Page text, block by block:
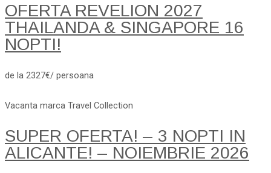
OFERTA REVELION 2027
THAILANDA & SINGAPORE 16
NOPTI!
de la 2327€/ persoana
Vacanta marca Travel Collection
SUPER OFERTA! – 3 NOPTI IN
ALICANTE! – NOIEMBRIE 2026